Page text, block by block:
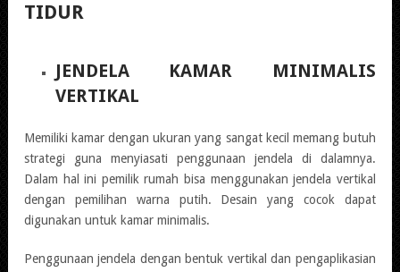
TIDUR
JENDELA KAMAR MINIMALIS
VERTIKAL
Memiliki kamar dengan ukuran yang sangat kecil memang butuh
strategi guna menyiasati penggunaan jendela di dalamnya.
Dalam hal ini pemilik rumah bisa menggunakan jendela vertikal
dengan pemilihan warna putih. Desain yang cocok dapat
digunakan untuk kamar minimalis.
Penggunaan jendela dengan bentuk vertikal dan pengaplikasian